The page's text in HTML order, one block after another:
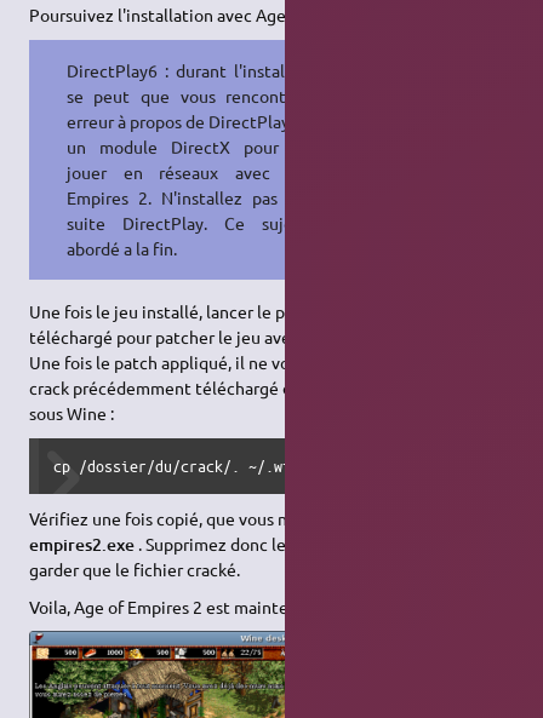
Poursuivez l'installation avec Age of Empires 2.
DirectPlay6 : durant l'installation, il
se peut que vous rencontrez une
erreur à propos de DirectPlay, qui est
un module DirectX pour pouvoir
jouer en réseaux avec Age of
Empires 2. N'installez pas tout de
suite DirectPlay. Ce sujet sera
abordé a la fin.
Une fois le jeu installé, lancer le patch précédemment
téléchargé pour patcher le jeu avec la nouvelle version 2.0a .
Une fois le patch appliqué, il ne vous reste plus qu'a mettre le
crack précédemment téléchargé dans le dossier par défaut
sous Wine :
cp /dossier/du/crack/. ~/.wine/drive_c/Program Files/
Vérifiez une fois copié, que vous n'avez pas deux fichier
empires2.exe . Supprimez donc le fichier original pour ne
garder que le fichier cracké.
Voila, Age of Empires 2 est maintenant opérationnel.